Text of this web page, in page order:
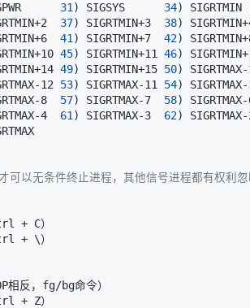
31 ) SIGSYS 34)
37) SIGRTMIN+3 38)
41 ) SIGRTMIN+7 42)
45) SIGRTMIN+11 46)
49) SIGRTMIN+15 50)
12 53) SIGRTMAX-11 54)
8 57) SIGRTMAX-7 58)
4 61 ) SIGRTMAX-3 62)
以无条件终止进程，其他信号进程都有权利忽
+
\